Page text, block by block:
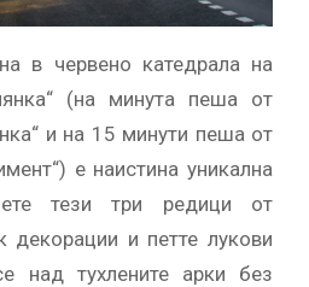
в червено катедрала на
(на минута пеша от
и на 15 минути пеша от
е наистина уникална
тези три редици от
декорации и петте лукови
над тухлените арки без